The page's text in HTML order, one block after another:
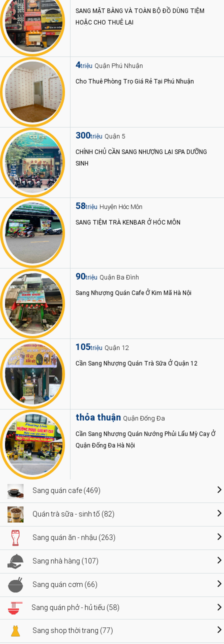
SANG MẶT BẰNG VÀ TOÀN BỘ ĐỒ DÙNG TIỆM
HOẶC CHO THUÊ LẠI
4triệu Quận Phú Nhuận
Cho Thuê Phòng Trọ Giá Rẻ Tại Phú Nhuận
300triệu Quận 5
CHÍNH CHỦ CẦN SANG NHƯỢNG LẠI SPA DƯỠNG
SINH
58triệu Huyện Hóc Môn
SANG TIỆM TRÀ KENBAR Ở HÓC MÔN
90triệu Quận Ba Đình
Sang Nhượng Quán Cafe Ở Kim Mã Hà Nội
105triệu Quận 12
Cần Sang Nhượng Quán Trà Sữa Ở Quận 12
thỏa thuận Quận Đống Đa
Cần Sang Nhượng Quán Nướng Phủi Lẩu Mỳ Cay Ở
Quận Đống Đa Hà Nội
Sang quán cafe (469)
Quán trà sữa - sinh tố (82)
Sang quán ăn - nhậu (263)
Sang nhà hàng (107)
Sang quán cơm (66)
Sang quán phở - hủ tiếu (58)
Sang shop thời trang (77)